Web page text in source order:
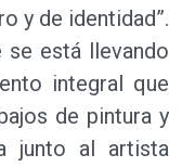
y de identidad”.
se está llevando
integral que
de pintura y
junto al artista